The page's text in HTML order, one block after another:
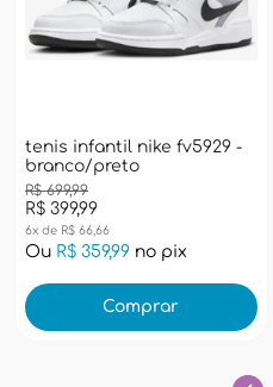
tenis infantil nike fv5929 -
branco/preto
R$ 399,99
R$ 699,99
6x de R$ 66,66
Ou R$ 359,99 no pix
Comprar